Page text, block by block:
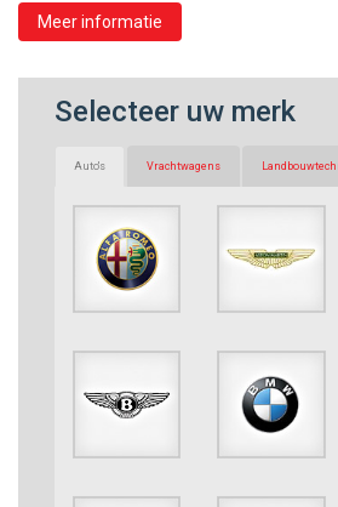
Meer informatie
Selecteer uw merk
Auto's Vrachtwagens